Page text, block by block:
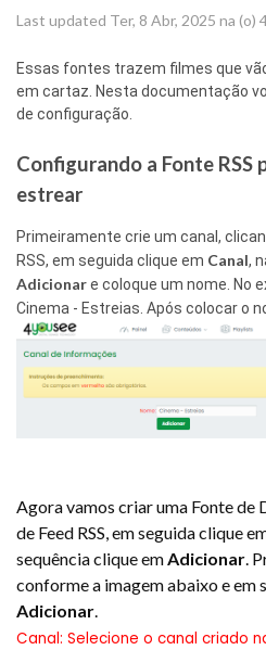
Last updated Ter, 8 Abr, 2025 na (o)
Essas fontes trazem filmes que
em cartaz. Nesta documentação
de configuração.
Configurando a Fonte RSS
estrear
Primeiramente crie um canal,
RSS, em seguida clique em Canal,
Adicionare coloque um nome. No
Cinema - Estreias. Após colocar o
Agora vamos criar uma Fonte de
de Feed RSS, em seguida clique
sequência clique em Adicionar .
conforme a imagem abaixo e em
Adicionar
Canal: Selecione o canal criado